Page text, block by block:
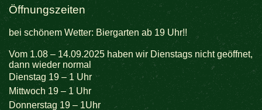
Öffnungszeiten
bei schönem Wetter: Biergarten ab 19 Uhr!!
Vom 1.08 – 14.09.2025 haben wir Dienstags nicht geöffnet,
dann wieder normal
Dienstag 19 – 1 Uhr
Mittwoch 19 – 1 Uhr
Donnerstag 19 – 1Uhr